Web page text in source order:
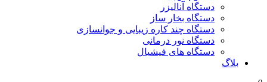
دستگاه آنالیزر
دستگاه بخار ساز
دستگاه چند کاره زیبایی و جوانسازی
دستگاه نور درمانی
دستگاه های فیشیال
بلاگ